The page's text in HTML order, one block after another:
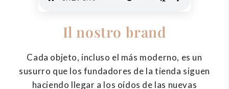
Il nostro brand
Cada objeto, incluso el más moderno, es un
susurro que los fundadores de la tienda siguen
haciendo llegar a los oídos de las nuevas